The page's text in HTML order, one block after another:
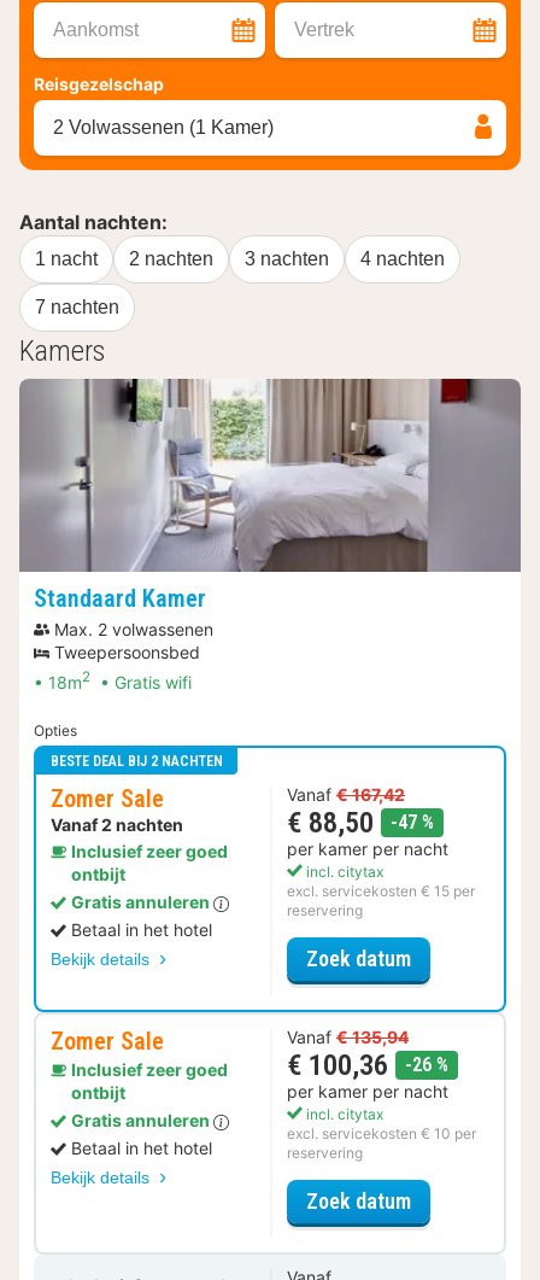
Aankomst Vertrek
Reisgezelschap
2 Volwassenen (1 Kamer)
Aantal nachten:
1 nacht 2 nachten 3 nachten 4 nachten
7 nachten
Kamers
Standaard Kamer
Max. 2 volwassenen
Tweepersoonsbed
18m2 Gratis wifi
Opties
BESTE DEAL BIJ 2 NACHTEN
Zomer Sale
Vanaf 2 nachten
Inclusief zeer goed
ontbijt
Gratis annuleren
Betaal in het hotel
Bekijk details
Vanaf € 167,42
€ 88,50 -47 %
per kamer per nacht
incl. citytax
excl. servicekosten € 15 per
reservering
Zoek datumvoor Zomer
Zomer Sale
Inclusief zeer goed
ontbijt
Gratis annuleren
Betaal in het hotel
Bekijk details
Vanaf € 135,94
€ 100,36 -26 %
per kamer per nacht
incl. citytax
excl. servicekosten € 10 per
reservering
Zoek datumvoor Zomer